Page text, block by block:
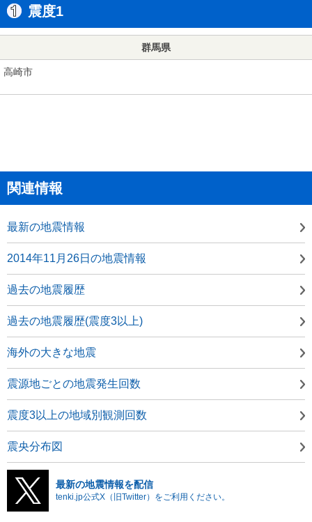
震度1
群馬県
高崎市
関連情報
最新の地震情報
2014年11月26日の地震情報
過去の地震履歴
過去の地震履歴(震度3以上)
海外の大きな地震
震源地ごとの地震発生回数
震度3以上の地域別観測回数
震央分布図
最新の地震情報を配信
tenki.jp公式X（旧Twitter）をご利用ください。